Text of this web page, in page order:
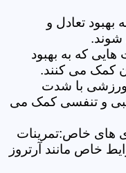
بهبود تعادل و
که به بهبود
کمک می کنند.
ورزشی با شدت
و تنفسی کمک می
های خاص:تمرینات
خاص مانند آرتروز